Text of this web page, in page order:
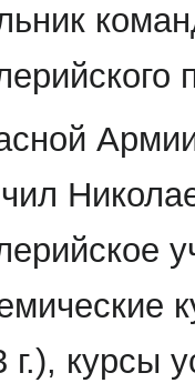
г.), курсы